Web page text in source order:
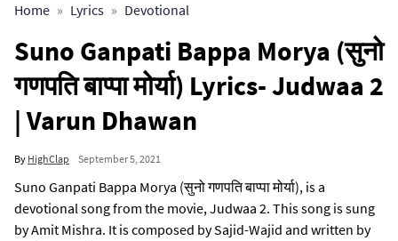
Home Lyrics Devotional
Suno Ganpati Bappa Morya (सुनो
गणपति बाप्पा मोर्या) Lyrics- Judwaa 2
| Varun Dhawan
By HighClap September 5, 2021
Suno Ganpati Bappa Morya (सुनो गणपति बाप्पा मोर्या), is a
devotional song from the movie, Judwaa 2. This song is sung
by Amit Mishra. It is composed by Sajid-Wajid and written by